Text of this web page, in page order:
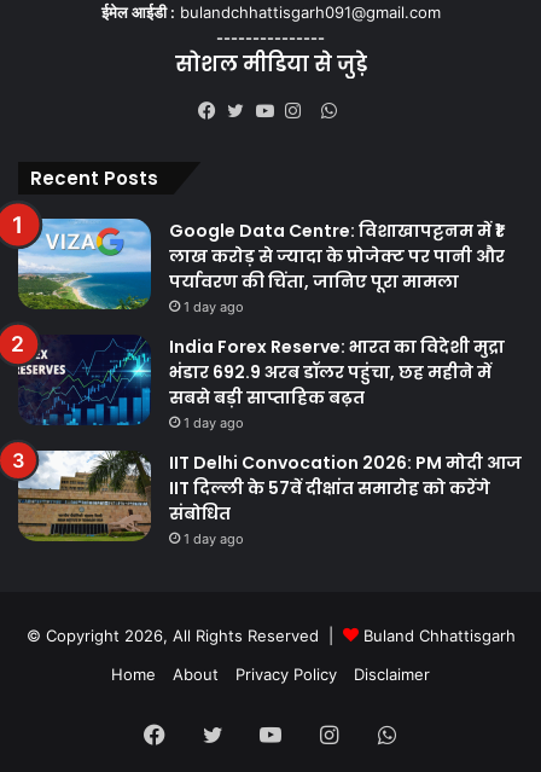
ईमेल आईडी : bulandchhattisgarh091@gmail.com
---------------
सोशल मीडिया से जुड़े
WhatsApp
Recent Posts
Google Data Centre: विशाखापट्टनम में ₹1
लाख करोड़ से ज्यादा के प्रोजेक्ट पर पानी और
पर्यावरण की चिंता, जानिए पूरा मामला
1 day ago
India Forex Reserve: भारत का विदेशी मुद्रा
भंडार 692.9 अरब डॉलर पहुंचा, छह महीने में
सबसे बड़ी साप्ताहिक बढ़त
1 day ago
IIT Delhi Convocation 2026: PM मोदी आज
IIT दिल्ली के 57वें दीक्षांत समारोह को करेंगे
संबोधित
1 day ago
© Copyright 2026, All Rights Reserved |
Buland Chhattisgarh
Home
About Privacy Policy Disclaimer
Facebook
Twitter YouTubeInstagramWhatsApp